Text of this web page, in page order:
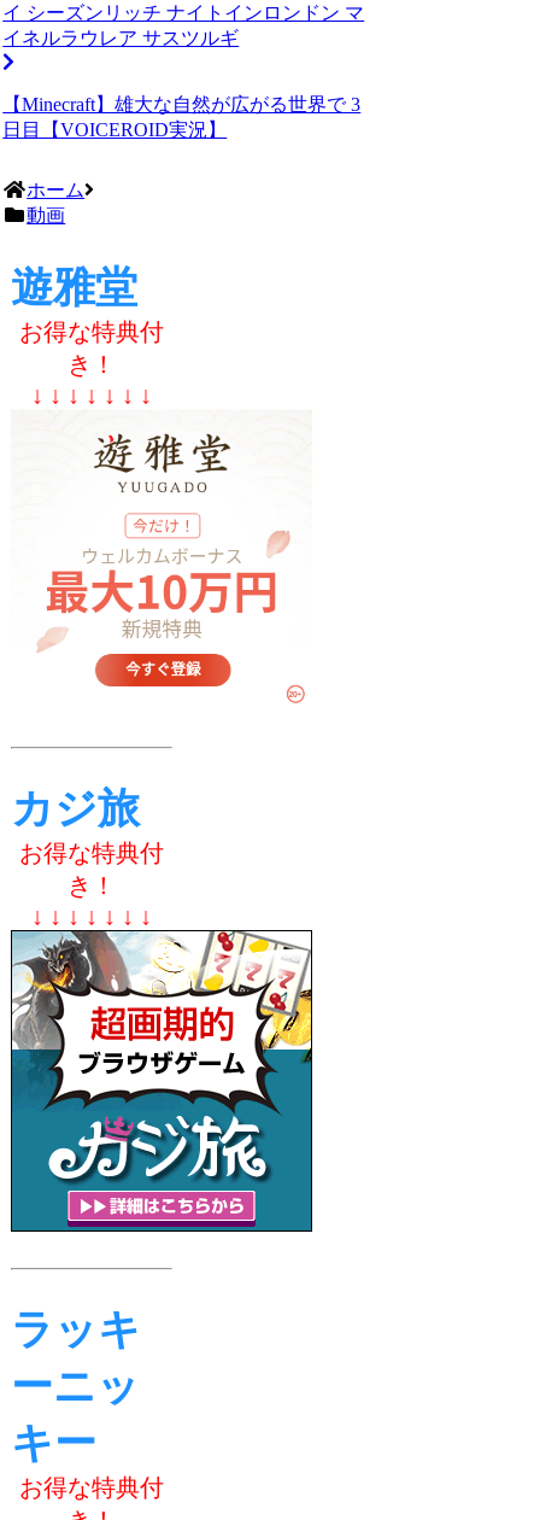
イ シーズンリッチ ナイトインロンドン マ
イネルラウレア サスツルギ
【Minecraft】雄大な自然が広がる世界で 3
日目【VOICEROID実況】
ホーム
動画
遊雅堂
お得な特典付
き！
↓ ↓ ↓ ↓ ↓ ↓ ↓
カジ旅
お得な特典付
き！
↓ ↓ ↓ ↓ ↓ ↓ ↓
ラッキ
ーニッ
キー
お得な特典付